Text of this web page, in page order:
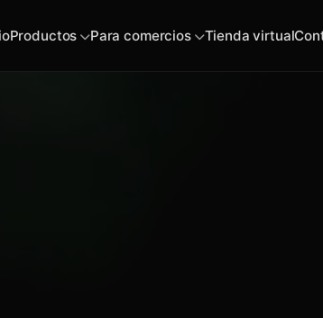
Productos Para comercios Tienda virtual